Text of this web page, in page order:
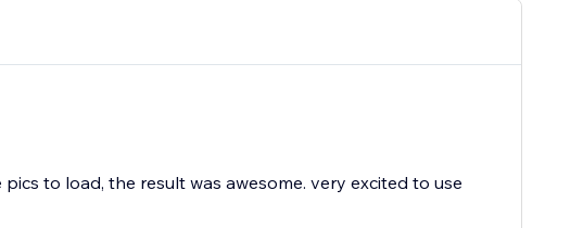
to load, the result was awesome. very excited to use